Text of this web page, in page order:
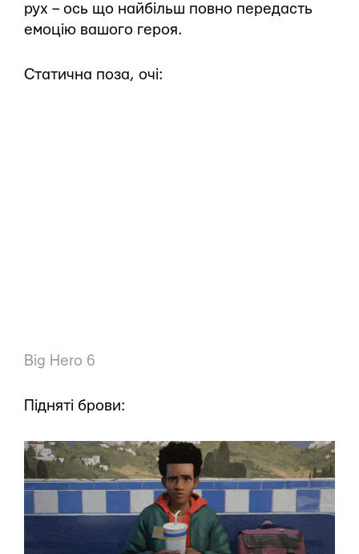
рух – ось що найбільш повно передасть
емоцію вашого героя.
Статична поза, очі:
Big Hero 6
Підняті брови: